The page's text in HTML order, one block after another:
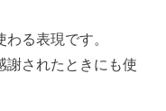
る表現です。
謝されたときにも使